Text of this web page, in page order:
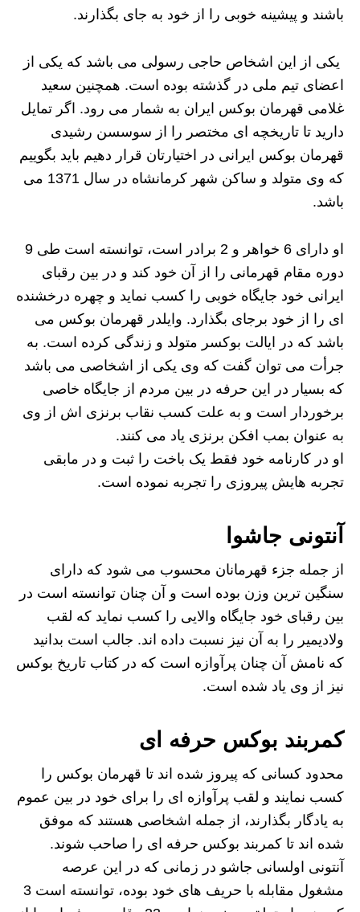
باشند و پیشینه خوبی را از خود به جای بگذارند.
یکی از این اشخاص حاجی رسولی می باشد که یکی از
اعضای تیم ملی در گذشته بوده است. همچنین سعید
غلامی قهرمان بوکس ایران به شمار می رود. اگر تمایل
دارید تا تاریخچه ای مختصر را از سوسسن رشیدی
قهرمان بوکس ایرانی در اختیارتان قرار دهیم باید بگوییم
که وی متولد و ساکن شهر کرمانشاه در سال 1371 می
باشد.
او دارای 6 خواهر و 2 برادر است، توانسته است طی 9
دوره مقام قهرمانی را از آن خود کند و در بین رقبای
ایرانی خود جایگاه خوبی را کسب نماید و چهره درخشنده
ای را از خود برجای بگذارد. وایلدر قهرمان بوکس می
باشد که در ایالت بوکسر متولد و زندگی کرده است. به
جرأت می توان گفت که وی یکی از اشخاصی می باشد
که بسیار در این حرفه در بین مردم از جایگاه خاصی
برخوردار است و به علت کسب نقاب برنزی اش از وی
به عنوان بمب افکن برنزی یاد می کنند.
او در کارنامه خود فقط یک باخت را ثبت و در مابقی
تجربه هایش پیروزی را تجربه نموده است.
آنتونی جاشوا
از جمله جزء قهرمانان محسوب می شود که دارای
سنگین ترین وزن بوده است و آن چنان توانسته است در
بین رقبای خود جایگاه والایی را کسب نماید که لقب
ولادیمیر را به آن نیز نسبت داده اند. جالب است بدانید
که نامش آن چنان پرآوازه است که در کتاب تاریخ بوکس
نیز از وی یاد شده است.
کمربند بوکس حرفه ای
محدود کسانی که پیروز شده اند تا قهرمان بوکس را
کسب نمایند و لقب پرآوازه ای را برای خود در بین عموم
به یادگار بگذارند، از جمله اشخاصی هستند که موفق
شده اند تا کمربند بوکس حرفه ای را صاحب شوند.
آنتونی اولسانی جاشو در زمانی که در این عرصه
مشغول مقابله با حریف های خود بوده، توانسته است 3